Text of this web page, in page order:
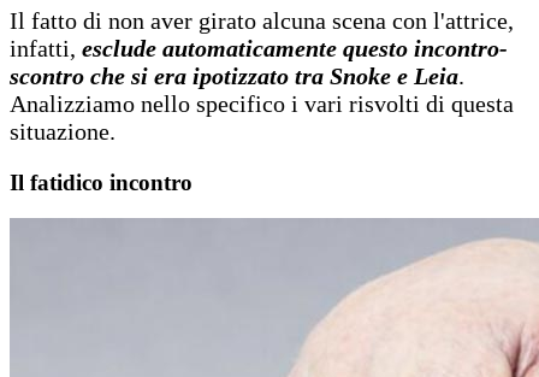
Il fatto di non aver girato alcuna scena con l'attrice,
infatti, esclude automaticamente questo incontro-
scontro che si era ipotizzato tra Snoke e Leia.
Analizziamo nello specifico i vari risvolti di questa
situazione.
Il fatidico incontro